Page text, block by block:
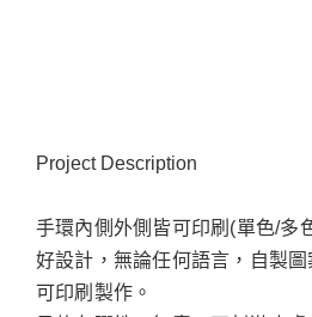
Project Description
手環內側外側皆可印刷(單色/多
好設計，無論任何語言，自製
可印刷製作。